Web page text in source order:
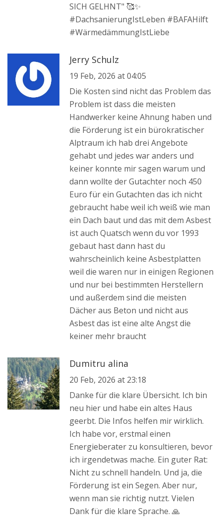
SICH GELHNT" 🥰✨
#DachsanierungIstLeben #BAFAHilft
#WärmedämmungIstLiebe
Jerry Schulz
19 Feb, 2026 at 04:05
Die Kosten sind nicht das Problem das
Problem ist dass die meisten
Handwerker keine Ahnung haben und
die Förderung ist ein bürokratischer
Alptraum ich hab drei Angebote
gehabt und jedes war anders und
keiner konnte mir sagen warum und
dann wollte der Gutachter noch 450
Euro für ein Gutachten das ich nicht
gebraucht habe weil ich weiß wie man
ein Dach baut und das mit dem Asbest
ist auch Quatsch wenn du vor 1993
gebaut hast dann hast du
wahrscheinlich keine Asbestplatten
weil die waren nur in einigen Regionen
und nur bei bestimmten Herstellern
und außerdem sind die meisten
Dächer aus Beton und nicht aus
Asbest das ist eine alte Angst die
keiner mehr braucht
Dumitru alina
20 Feb, 2026 at 23:18
Danke für die klare Übersicht. Ich bin
neu hier und habe ein altes Haus
geerbt. Die Infos helfen mir wirklich.
Ich habe vor, erstmal einen
Energieberater zu konsultieren, bevor
ich irgendetwas mache. Ein guter Rat:
Nicht zu schnell handeln. Und ja, die
Förderung ist ein Segen. Aber nur,
wenn man sie richtig nutzt. Vielen
Dank für die klare Sprache. 🙏